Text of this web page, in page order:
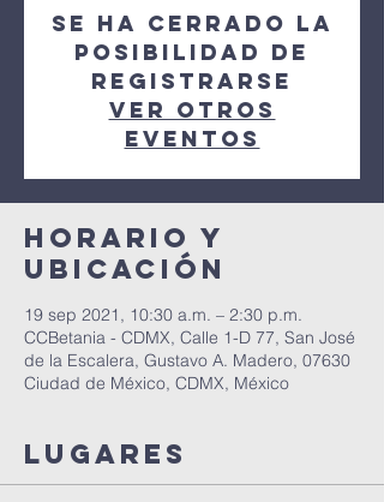
Se ha cerrado la
posibilidad de
registrarse
Ver otros
eventos
Horario y
Ubicación
19 sep 2021, 10:30 a.m. – 2:30 p.m.
CCBetania - CDMX, Calle 1-D 77, San José
de la Escalera, Gustavo A. Madero, 07630
Ciudad de México, CDMX, México
Lugares